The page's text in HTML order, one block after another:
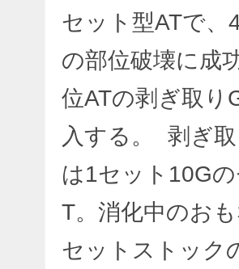
セット型ATで、
の部位破壊に成
位ATの剥ぎ取り
入する。 剥ぎ
は1セット10G
T。消化中のお
セットストック